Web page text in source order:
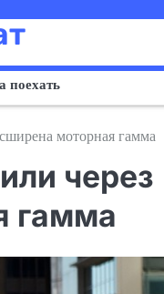
поехать
моторная гамма
через
гамма